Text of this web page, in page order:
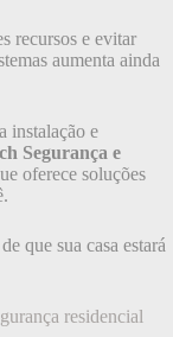
recursos e evitar
aumenta ainda
instalação e
Segurança e
oferece soluções
que sua casa estará
residencial